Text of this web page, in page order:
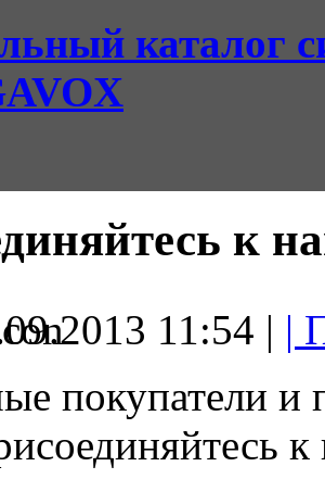
каталог
к
11:54 | |
покупатели и